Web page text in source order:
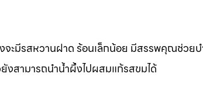
ะมีรสหวานฝาด ร้อนเล็กน้อย มีสรรพคุณช่วย
งสามารถนำน้ำผึ้งไปผสมแก้รสขมได้